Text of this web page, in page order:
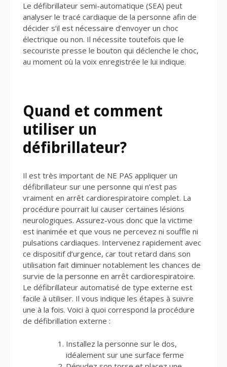
Le défibrillateur semi-automatique (SEA) peut
analyser le tracé cardiaque de la personne afin de
décider s’il est nécessaire d’envoyer un choc
électrique ou non. Il nécessite toutefois que le
secouriste presse le bouton qui déclenche le choc,
au moment où la voix enregistrée le lui indique.
Quand et comment
utiliser un
défibrillateur?
Il est très important de NE PAS appliquer un
défibrillateur sur une personne qui n’est pas
vraiment en arrêt cardiorespiratoire complet. La
procédure pourrait lui causer certaines lésions
neurologiques. Assurez-vous donc que la victime
est inanimée et que vous ne percevez ni souffle ni
pulsations cardiaques. Intervenez rapidement avec
ce dispositif d’urgence, car tout retard dans son
utilisation fait diminuer notablement les chances de
survie de la personne en arrêt cardiorespiratoire.
Le défibrillateur automatisé de type externe est
facile à utiliser. Il vous indique les étapes à suivre
une à la fois. Voici à quoi correspond la procédure
de défibrillation externe :
Installez la personne sur le dos,
idéalement sur une surface ferme